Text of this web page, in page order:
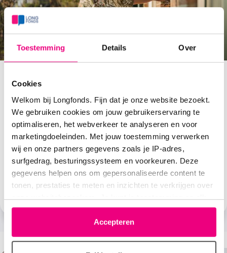
Toestemming Details Over
Cookies
Welkom bij Longfonds. Fijn dat je onze website bezoekt.
We gebruiken cookies om jouw gebruikerservaring te
optimaliseren, het webverkeer te analyseren en voor
marketingdoeleinden. Met jouw toestemming verwerken
wij en onze partners gegevens zoals je IP-adres,
surfgedrag, besturingssysteem en voorkeuren. Deze
gegevens helpen ons om gepersonaliseerde content te
tonen, prestaties te meten en inzichten te verkrijgen over
onze websitebezoekers. Je kunt je toestemming op elk
moment wijzigen of intrekken via het cookie-icoontje
linksonder elke pagina. De lijst met partners is te vinden
in het tabblad “details”.
Accepteren
Annemieke collecteert voor wie het
nodig heeft
Al meer dan tien jaar collecteert Annemieke vanuit een
sterke overtuiging: we moeten in onze samenleving
een beetje voor elkaar zorgen. ‘Iets belangeloos doen
voor een ander, dat voelt goed.’
Lees Annemiekes verhaal